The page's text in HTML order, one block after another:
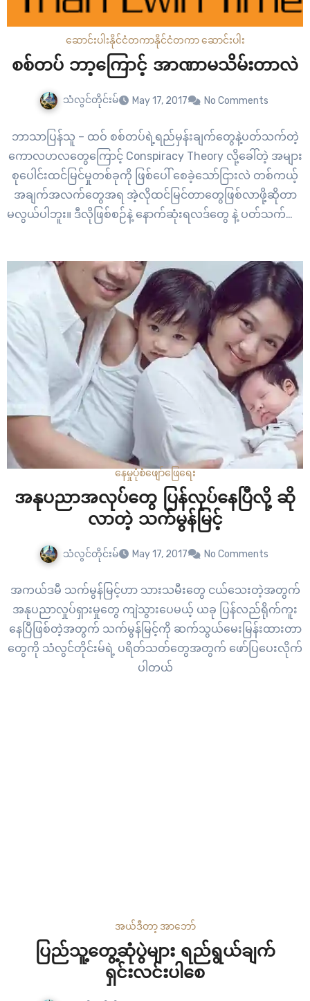
ဆောင်းပါးနိုင်ငံတကာနိုင်ငံတကာ ဆောင်းပါး
စစ်တပ် ဘာ့ကြောင့် အာဏာမသိမ်းတာလဲ
သံလွင်တိုင်းမ် May 17, 2017 No Comments
ဘာသာပြန်သူ – ထဝ် စစ်တပ်ရဲ့ရည်မှန်းချက်တွေနဲ့ပတ်သက်တဲ့
ကောလဟလတွေကြောင့် Conspiracy Theory လို့ခေါ်တဲ့ အများ
စုပေါင်းထင်မြင်မှုတစ်ခုကို ဖြစ်ပေါ် စေခဲ့သော်ငြားလဲ တစ်ကယ့်
အချက်အလက်တွေအရ အဲ့လိုထင်မြင်တာတွေဖြစ်လာဖို့ဆိုတာ
မလွယ်ပါဘူး။ ဒီလိုဖြစ်စဉ်နဲ့ နောက်ဆုံးရလဒ်တွေ နဲ့ ပတ်သက်တာ
လမ်းပြမြေပုံအတိုင်း ချည်းကပ်လှုပ်ရှားတယ်။ အမျိုးသား
နေမှုပုံစံဖျော်ဖြေရေး
အနုပညာအလုပ်တွေ ပြန်လုပ်နေပြီလို့ ဆို
လာတဲ့ သက်မွန်မြင့်
သံလွင်တိုင်းမ် May 17, 2017 No Comments
အကယ်ဒမီ သက်မွန်မြင့်ဟာ သားသမီးတွေ ငယ်သေးတဲ့အတွက်
အနုပညာလှုပ်ရှားမှုတွေ ကျဲသွားပေမယ့် ယခု ပြန်လည်ရိုက်ကူး
နေပြီဖြစ်တဲ့အတွက် သက်မွန်မြင့်ကို ဆက်သွယ်မေးမြန်းထားတာ
တွေကို သံလွင်တိုင်းမ်ရဲ့ ပရိတ်သတ်တွေအတွက် ဖော်ပြပေးလိုက်
ပါတယ်
အယ်ဒီတာ့ အာဘော်
ပြည်သူ့တွေ့ဆုံပွဲများ ရည်ရွယ်ချက်
ရှင်းလင်းပါစေ